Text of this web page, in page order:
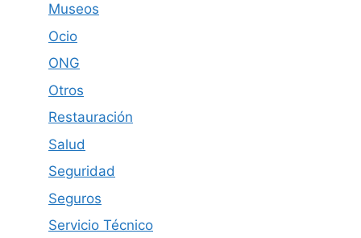
Museos
Ocio
ONG
Otros
Restauración
Salud
Seguridad
Seguros
Servicio Técnico